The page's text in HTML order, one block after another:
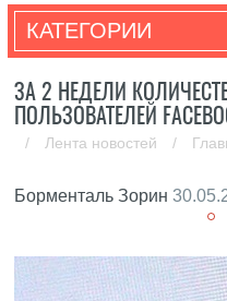
КАТЕГОРИИ
ЗА 2 НЕДЕЛИ
ПОЛЬЗОВАТЕЛЕЙ
/ Лента новостей /
Борменталь Зорин